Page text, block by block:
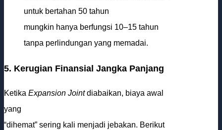
untuk bertahan 50 tahun
mungkin hanya berfungsi 10–15 tahun
tanpa perlindungan yang memadai.
5. Kerugian Finansial Jangka Panjang
Ketika Expansion Jointdiabaikan, biaya awal
yang
“dihemat” sering kali menjadi jebakan. Berikut